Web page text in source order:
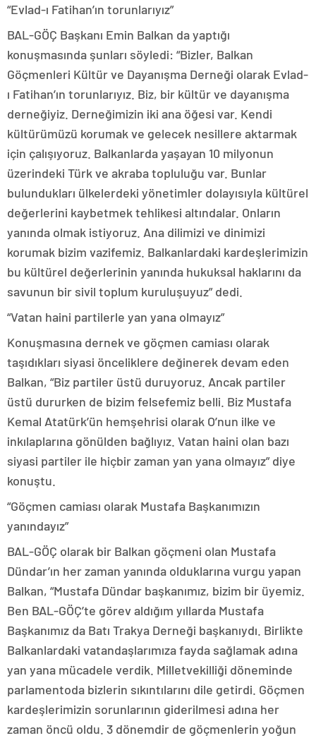
“Evlad-ı Fatihan’ın torunlarıyız”
BAL-GÖÇ Başkanı Emin Balkan da yaptığı
konuşmasında şunları söyledi: “Bizler, Balkan
Göçmenleri Kültür ve Dayanışma Derneği olarak Evlad-
ı Fatihan’ın torunlarıyız. Biz, bir kültür ve dayanışma
derneğiyiz. Derneğimizin iki ana öğesi var. Kendi
kültürümüzü korumak ve gelecek nesillere aktarmak
için çalışıyoruz. Balkanlarda yaşayan 10 milyonun
üzerindeki Türk ve akraba topluluğu var. Bunlar
bulundukları ülkelerdeki yönetimler dolayısıyla kültürel
değerlerini kaybetmek tehlikesi altındalar. Onların
yanında olmak istiyoruz. Ana dilimizi ve dinimizi
korumak bizim vazifemiz. Balkanlardaki kardeşlerimizin
bu kültürel değerlerinin yanında hukuksal haklarını da
savunun bir sivil toplum kuruluşuyuz” dedi.
“Vatan haini partilerle yan yana olmayız”
Konuşmasına dernek ve göçmen camiası olarak
taşıdıkları siyasi önceliklere değinerek devam eden
Balkan, “Biz partiler üstü duruyoruz. Ancak partiler
üstü dururken de bizim felsefemiz belli. Biz Mustafa
Kemal Atatürk’ün hemşehrisi olarak O’nun ilke ve
inkılaplarına gönülden bağlıyız. Vatan haini olan bazı
siyasi partiler ile hiçbir zaman yan yana olmayız” diye
konuştu.
“Göçmen camiası olarak Mustafa Başkanımızın
yanındayız”
BAL-GÖÇ olarak bir Balkan göçmeni olan Mustafa
Dündar’ın her zaman yanında olduklarına vurgu yapan
Balkan, “Mustafa Dündar başkanımız, bizim bir üyemiz.
Ben BAL-GÖÇ’te görev aldığım yıllarda Mustafa
Başkanımız da Batı Trakya Derneği başkanıydı. Birlikte
Balkanlardaki vatandaşlarımıza fayda sağlamak adına
yan yana mücadele verdik. Milletvekilliği döneminde
parlamentoda bizlerin sıkıntılarını dile getirdi. Göçmen
kardeşlerimizin sorunlarının giderilmesi adına her
zaman öncü oldu. 3 dönemdir de göçmenlerin yoğun